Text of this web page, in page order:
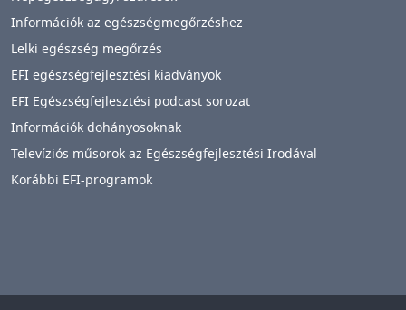
Információk az egészségmegőrzéshez
Lelki egészség megőrzés
EFI egészségfejlesztési kiadványok
EFI Egészségfejlesztési podcast sorozat
Információk dohányosoknak
Televíziós műsorok az Egészségfejlesztési Irodával
Korábbi EFI-programok